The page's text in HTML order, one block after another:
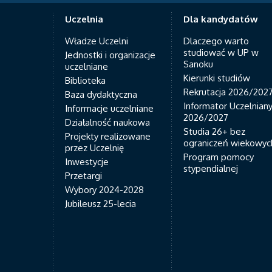
Uczelnia
Władze Uczelni
Jednostki i organizacje
uczelniane
Biblioteka
Baza dydaktyczna
Informacje uczelniane
Działalność naukowa
Projekty realizowane
przez Uczelnię
Inwestycje
Przetargi
Wybory 2024-2028
Jubileusz 25-lecia
Dla kandydatów
Dlaczego warto
studiować w UP w
Sanoku
Kierunki studiów
Rekrutacja 2026/2027
Informator Uczelniany
2026/2027
Studia 26+ bez
ograniczeń
Program pomocy
stypendialnej